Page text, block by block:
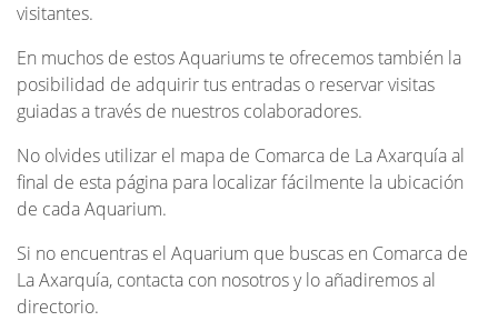
visitantes.
En muchos de estos Aquariums te ofrecemos también la
posibilidad de adquirir tus entradas o reservar visitas
guiadas a través de nuestros colaboradores.
No olvides utilizar el mapa de Comarca de La Axarquía al
final de esta página para localizar fácilmente la ubicación
de cada Aquarium.
Si no encuentras el Aquarium que buscas en Comarca de
La Axarquía, contacta con nosotros y lo añadiremos al
directorio.